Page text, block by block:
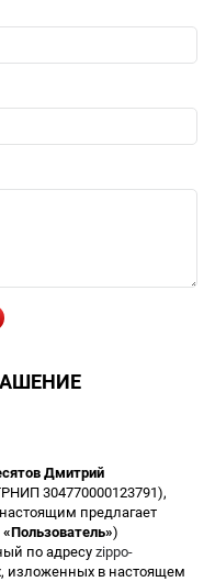
Дмитрий
304770000123791),
предлагает
«Пользователь»)
по адресу zippo-
изложенных в настоящем